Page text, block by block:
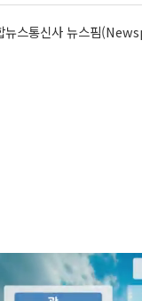
뉴스통신사 뉴스핌